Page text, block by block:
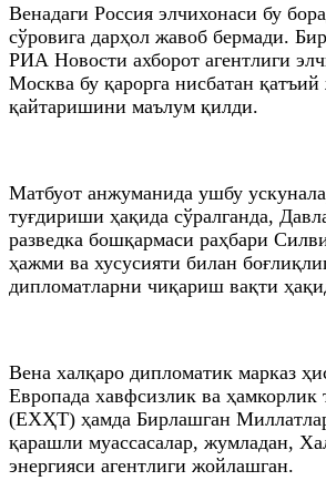
Венадаги Россия элчихонаси бу
сўровига дарҳол жавоб бермади.
РИА Новости ахборот агентлиги
Москва бу қарорга нисбатан
қайтаришини маълум қилди.
Матбуот анжуманида ушбу
туғдириши ҳақида сўралганда,
разведка бошқармаси раҳбари
ҳажми ва хусусияти билан
дипломатларни чиқариш вақти
Вена халқаро дипломатик марказ
Европада хавфсизлик ва ҳамкорлик
(ЕХҲТ) ҳамда Бирлашган
қарашли муассасалар, жумладан,
энергияси агентлиги жойлашган.